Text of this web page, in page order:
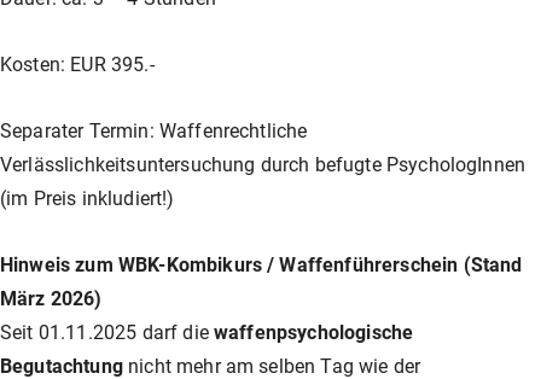
Management
Faustfeuerwaffen
GLOCK Training
Kurse: IPSC
Kurse: Faustfeuerwaffen
Kosten: EUR 395.-
Separater Termin: Waffenrechtliche
Verlässlichkeitsuntersuchung durch befugte PsychologInnen
(im Preis inkludiert!)
Hinweis zum WBK-Kombikurs / Waffenführerschein (Stand
März 2026)
Seit 01.11.2025 darf die waffenpsychologische
Begutachtungnicht mehr am selben Tag wie der